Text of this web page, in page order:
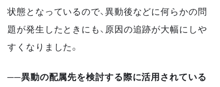
状態となっているので、異動後などに何らかの問
題が発生したときにも、原因の追跡が大幅にしや
すくなりました。
──異動の配属先を検討する際に活用されている